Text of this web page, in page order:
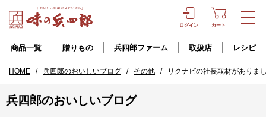
ログイン カート
商品一覧 贈りもの 兵四郎ファーム 取扱店 レシピ
HOME / 兵四郎のおいしいブログ / その他 / リクナビの社長取材がありま
兵四郎のおいしいブログ